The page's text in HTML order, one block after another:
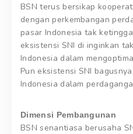
BSN terus bersikap
dengan perkembangan
pasar Indonesia tak
eksistensi SNI di inginkan
Indonesia dalam
Pun eksistensi SNI
Indonesia dalam
Dimensi Pembangunan
BSN senantiasa berusaha